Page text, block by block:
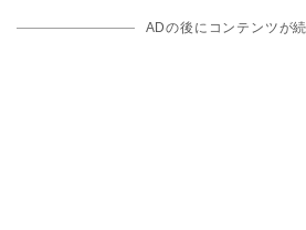
ADの後にコンテンツが